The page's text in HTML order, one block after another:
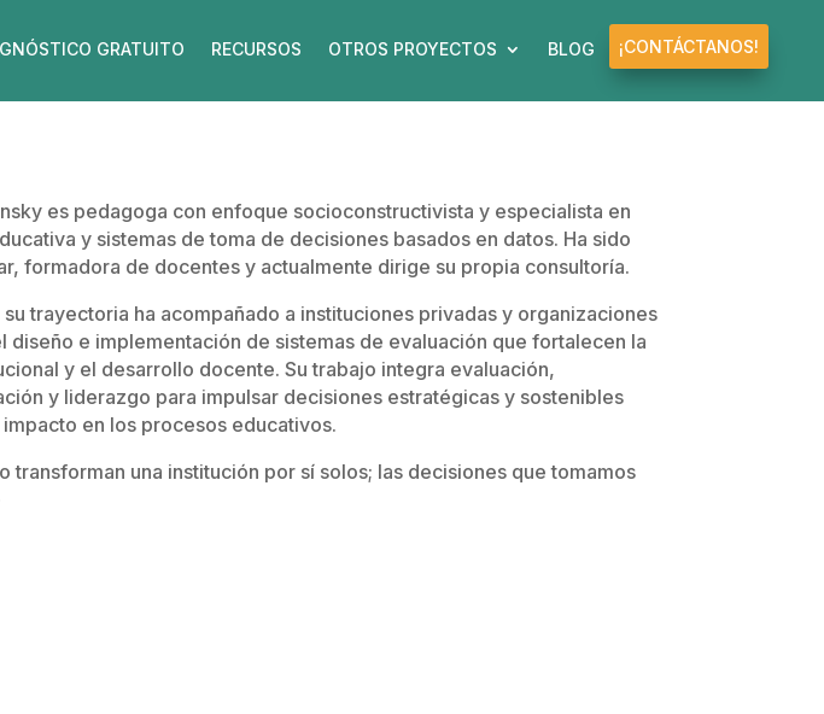
GRATUITO RECURSOS OTROS PROYECTOS BLOG ¡CONTÁCTANOS!
es pedagoga con enfoque socioconstructivista y especialista en
y sistemas de toma de decisiones basados en datos. Ha sido
formadora de docentes y actualmente dirige su propia consultoría.
trayectoria ha acompañado a instituciones privadas y organizaciones
diseño e implementación de sistemas de evaluación que fortalecen la
y el desarrollo docente. Su trabajo integra evaluación,
y liderazgo para impulsar decisiones estratégicas y sostenibles
en los procesos educativos.
transforman una institución por sí solos; las decisiones que tomamos